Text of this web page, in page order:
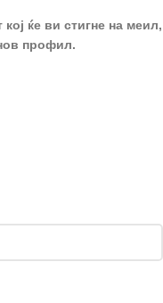
ќе ви стигне на меил,
профил.